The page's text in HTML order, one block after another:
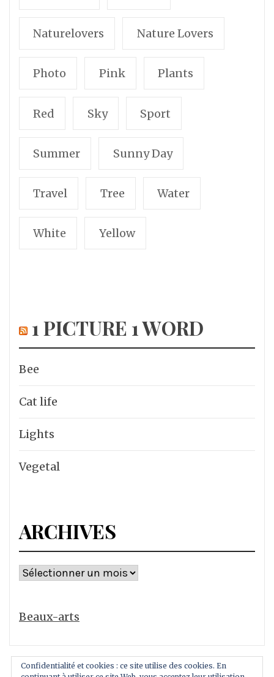
Naturelovers Nature Lovers
Photo Pink Plants
Red Sky Sport
Summer Sunny Day
Travel Tree Water
White Yellow
1 PICTURE 1 WORD
Bee
Cat life
Lights
Vegetal
ARCHIVES
Archives
Beaux-arts
Confidentialité et cookies : ce site utilise des cookies. En